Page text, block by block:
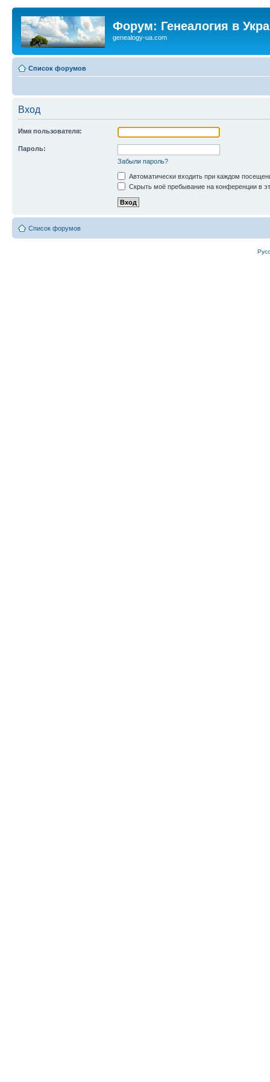
Форум: Генеалогия в
genealogy-ua.com
Список форумов
Вход
Имя пользователя:
Пароль:
Забыли пароль?
Автоматически входить при каждом
Скрыть моё пребывание на конференции в
Список форумов